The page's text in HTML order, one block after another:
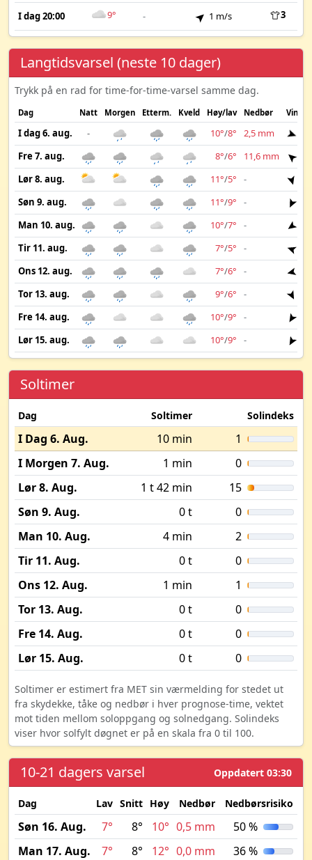
I dag 20:00 9° - 1 m/s 3
Langtidsvarsel (neste 10 dager)
Trykk på en rad for time-for-time-varsel samme dag.
Dag Natt Morgen Etterm. Kveld Høy/lav Nedbør Vind
I dag 6. aug. - 10°/8° 2,5 mm
Fre 7. aug.
8°/6° 11,6 mm
Lør 8. aug.
11°/5° -
Søn 9. aug.
11°/9° -
Man 10. aug.
10°/7° -
Tir 11. aug.
7°/5° -
Ons 12. aug.
7°/6° -
Tor 13. aug.
9°/6° -
Fre 14. aug.
10°/9° -
Lør 15. aug.
10°/9° -
Soltimer
Dag Soltimer Solindeks
I Dag 6. Aug. 10 min
1
I Morgen 7. Aug.
1 min
0
Lør 8. Aug.
1 t 42 min
15
Søn 9. Aug.
0 t
0
Man 10. Aug.
4 min
2
Tir 11. Aug.
0 t
0
Ons 12. Aug.
1 min
1
Tor 13. Aug.
0 t
0
Fre 14. Aug.
0 t
0
Lør 15. Aug.
0 t 0
Soltimer er estimert fra MET sin værmelding for stedet ut
fra skydekke, tåke og nedbør i hver prognose-time, vektet
mot tiden mellom soloppgang og solnedgang. Solindeks
viser hvor solfylt døgnet er på en skala fra 0 til 100.
10-21 dagers varsel Oppdatert 03:30
Dag Lav Snitt Høy Nedbør Nedbørsrisiko
Søn 16. Aug. 7° 8° 10° 0,5 mm
50 %
Man 17. Aug.
7° 8° 12° 0,0 mm
36 %